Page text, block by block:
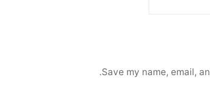
Save my name, email,